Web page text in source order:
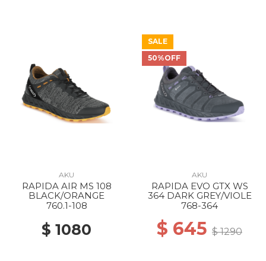
AKU
RAPIDA AIR MS 108
BLACK/ORANGE
760.1-108
$ 1080
SALE
50%OFF
AKU
RAPIDA EVO GTX WS
364 DARK GREY/VIOLE
768-364
$ 645 $ 1290